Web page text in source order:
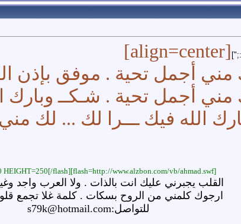
[align=center]
مني أجمل تحية . موفق بإذن
أجمل تحية . شـكــ وبارك
الله فيك ـــرا لك ... لك
[flash=http://www.alzbon.com/vb/ahmad.swf]WIDTH=500 HEIGHT=250[/flash]
القلب يجبرني عليك انت بالذات . ولا العرب واجد
ارجوك كلمني من الروح بسكات . كلمة غلا تجمع
للتواصل:s79k@hotmail.com